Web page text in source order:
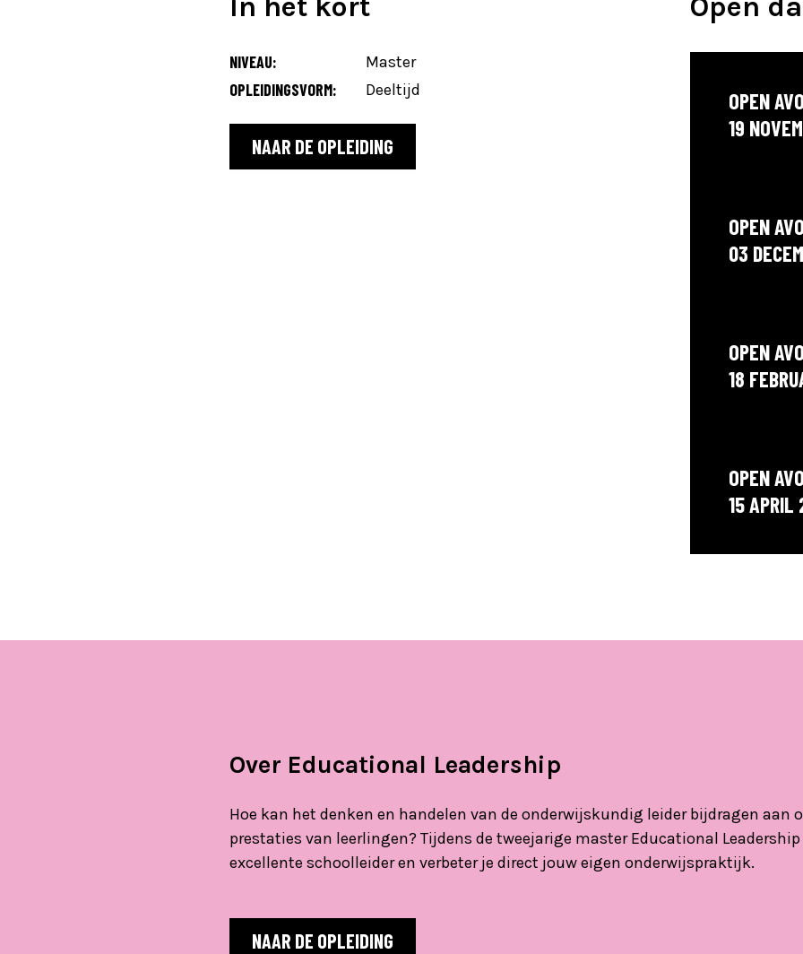
NIVEAU:
Master
OPLEIDINGSVORM:
Deeltijd
NAAR DE OPLEIDING
OPEN
19
OPEN
03
OPEN
18
OPEN
15 APRIL
Over Educational Leadership
Hoe kan het denken en handelen van de onderwijskundig leider bijdragen aan
prestaties van leerlingen? Tijdens de tweejarige master Educational
excellente schoolleider en verbeter je direct jouw eigen onderwijspraktijk.
NAAR DE OPLEIDING